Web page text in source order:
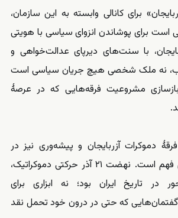
برای کانالی وابسته به این سازمان،
است برای پوشاندن انزوای سیاسی با هویتی
با سنت‌های دیرپای عدالت‌خواهی و
نه ملک شخصی هیچ جریان سیاسی است
مشروعیت فرقه‌هایی که در عرصهٔ
دموکرات آزربایجان و پیشه‌وری نیز در
همین چارچوب قابل فهم است. نهضت ۲۱ آذر حرکتی دموکراتیک،
در تاریخ ایران بود؛ نه ابزاری برای
که حتی در درون خود تحمل نقد